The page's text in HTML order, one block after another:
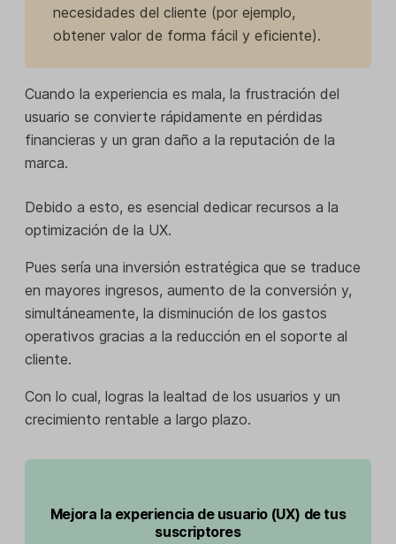
necesidades del cliente (por ejemplo,
obtener valor de forma fácil y eficiente).
Cuando la experiencia es mala, la frustración del
usuario se convierte rápidamente en pérdidas
financieras y un gran daño a la reputación de la
marca.
Debido a esto, es esencial dedicar recursos a la
optimización de la UX.
Pues sería una inversión estratégica que se traduce
en mayores ingresos, aumento de la conversión y,
simultáneamente, la disminución de los gastos
operativos gracias a la reducción en el soporte al
cliente.
Con lo cual, logras la lealtad de los usuarios y un
crecimiento rentable a largo plazo.
Mejora la experiencia de usuario (UX) de tus
suscriptores